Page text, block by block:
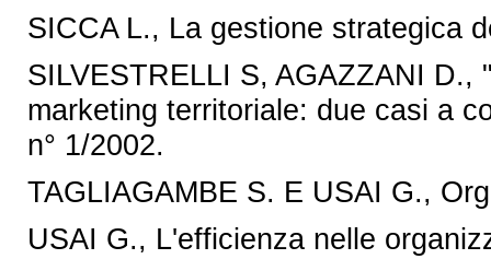
SICCA L., La gestione strategica
SILVESTRELLI S, AGAZZANI
marketing territoriale: due casi a
n° 1/2002.
TAGLIAGAMBE S. E USAI G.,
USAI G., L'efficienza nelle